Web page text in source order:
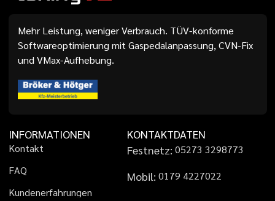
Mehr Leistung, weniger Verbrauch. TÜV-konforme
Softwareoptimierung mit Gaspedalanpassung, CVN-Fix
und VMax-Aufhebung.
INFORMATIONEN
Kontakt
FAQ
Kundenerfahrungen
KONTAKTDATEN
Festnetz: 05273 3298773
Mobil: 01 79 4227022